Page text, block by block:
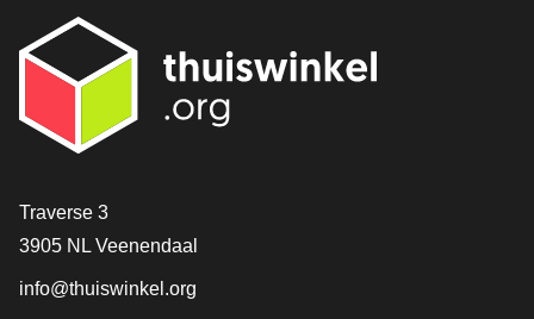
[_General:Contact]
Traverse 3
3905 NL Veenendaal
info@thuiswinkel.org